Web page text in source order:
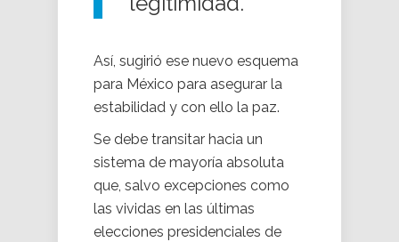
Así, sugirió ese nuevo esquema
para México para asegurar la
estabilidad y con ello la paz.
Se debe transitar hacia un
sistema de mayoría absoluta
que, salvo excepciones como
las vividas en las últimas
elecciones presidenciales de